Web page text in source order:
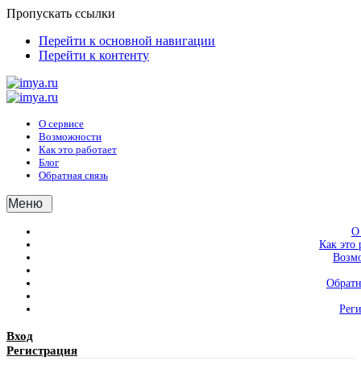
Пропускать ссылки
Перейти к основной навигации
Перейти к контенту
О сервисе
Возможности
Как это работает
Блог
Обратная связь
Меню
О
Как это
Вход
Регистрация